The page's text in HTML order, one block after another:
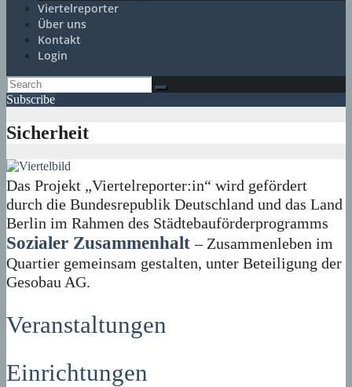
Viertelreporter
Über uns
Kontakt
Login
Subscribe
Sicherheit
Das Projekt „Viertelreporter:in“ wird gefördert
durch die Bundesrepublik Deutschland und das Land
Berlin im Rahmen des Städtebauförderprogramms
Sozialer Zusammenhalt – Zusammenleben im
Quartier gemeinsam gestalten, unter Beteiligung der
Gesobau AG.
Veranstaltungen
Einrichtungen